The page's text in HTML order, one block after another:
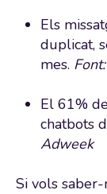
Els
duplicat,
mes.
El 61%
chatbots
Adweek
Si vols